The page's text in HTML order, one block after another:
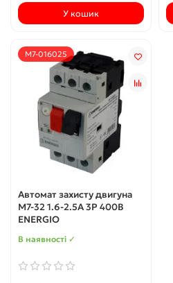
У кошик
M7-016025
Автомат захисту двигуна
M7-32 1.6-2.5А 3P 400В
ENERGIO
В наявності ✓